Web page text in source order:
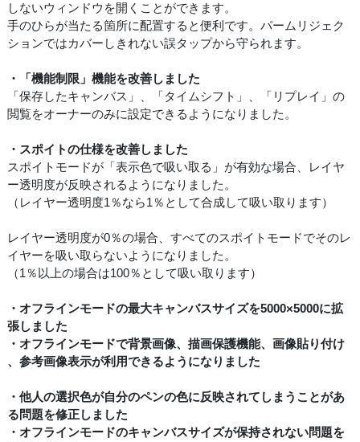
しないウィンドウを開くことができます。
手のひらが当たる箇所に配置すると便利です。パームリジェク
ションではカバーしきれない誤タップから守られます。
・「機能制限」機能を改善しました
「保存したキャンバス」、「タイムシフト」、「リプレイ」の
閲覧をオーナーのみに設定できるようになりました。
・スポイトの仕様を改善しました
スポイトモードが「表示色で吸い取る」が有効な場合、レイヤ
ー透明度が反映されるようになりました。
（レイヤー透明度1％なら1％として合成して吸い取ります）
レイヤー透明度が0％の場合、すべてのスポイトモードでそのレ
イヤーを吸い取らないようになりました。
（1％以上の場合は100％として吸い取ります）
・オフラインモードの最大キャンバスサイズを5000×5000に拡
張しました
・オフラインモードで背景画像、描画保護機能、画像貼り付け
、参考画像表示が利用できるようになりました
・他人の選択色が自分のペンの色に反映されてしまうことがあ
る問題を修正しました
・オフラインモードのキャンバスサイズが保持されない問題を